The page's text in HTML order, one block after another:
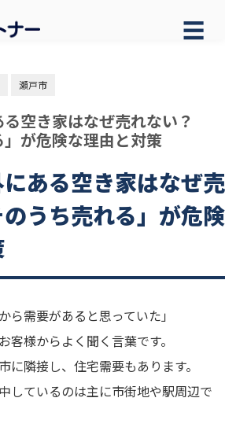
☰
瀬戸市
空き家はなぜ売れない？
」が危険な理由と対策
ある空き家はなぜ売
うち売れる」が危険
ら需要があると思っていた」
客様からよく聞く言葉です。
に隣接し、住宅需要もあります。
しているのは主に市街地や駅周辺で